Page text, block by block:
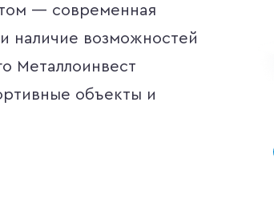
— современная
наличие возможностей
Металлоинвест
объекты и